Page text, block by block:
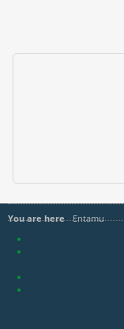
You are here Entamu